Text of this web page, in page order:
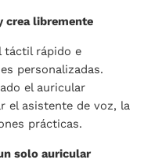
crea libremente
táctil rápido e
personalizadas.
el auricular
el asistente de voz, la
prácticas.
solo auricular